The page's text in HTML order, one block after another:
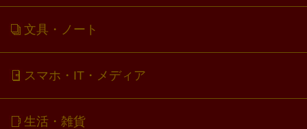
文具・ノート
スマホ・IT・メディア
生活・雑貨